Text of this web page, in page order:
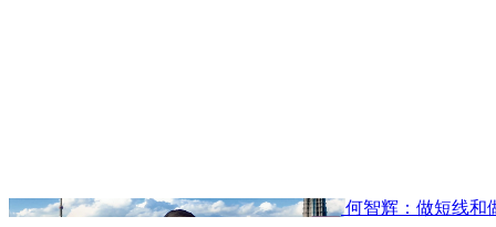
何智辉：做短线和